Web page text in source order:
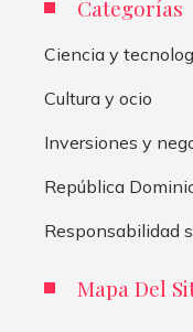
Categorías
Ciencia y
Cultura y ocio
Inversiones y
República
Responsabilidad
Mapa Del